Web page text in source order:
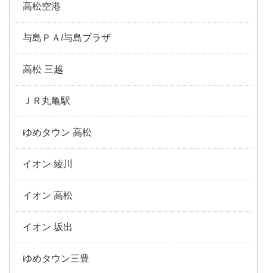
高松空港
与島ＰＡ/与島プラザ
高松 三越
ＪＲ丸亀駅
ゆめタウン 高松
イオン 綾川
イオン 高松
イオン 坂出
ゆめタウン三豊